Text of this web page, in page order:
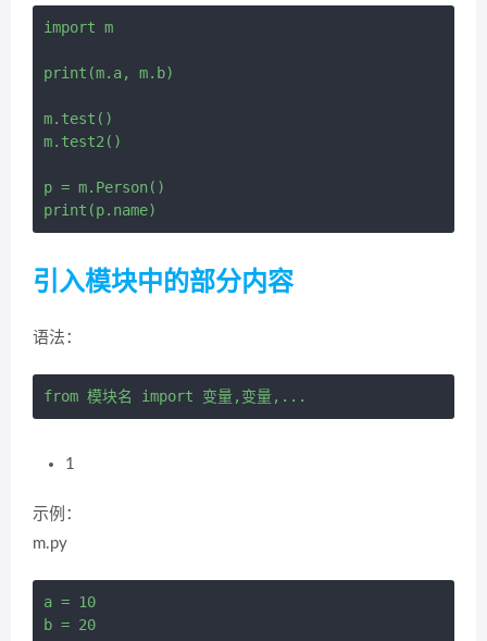
import m
print(m.a, m.b)
m.test()
m.test2()
p = m.Person()
print(p.name)
引入模块中的部分内容
语法：
1
示例：
m.py
a = 10
b = 20